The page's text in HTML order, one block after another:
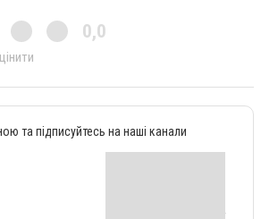
0,0
та підписуйтесь на наші канали